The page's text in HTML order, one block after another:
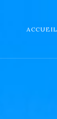
ACCUEIL